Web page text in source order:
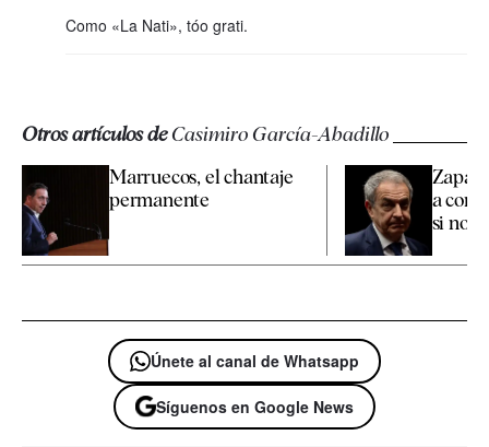
Como «La Nati», tóo grati.
Otros artículos deCasimiro García-Abadillo
Marruecos, el chantaje
permanente
a
si nos
Únete al canal de Whatsapp
Síguenos en Google News